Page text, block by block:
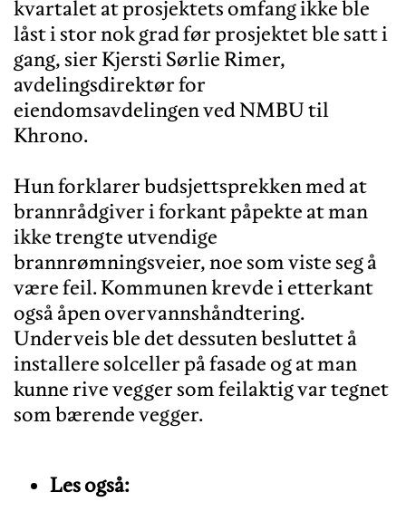
kvartalet at prosjektets omfang ikke ble
låst i stor nok grad før prosjektet ble satt i
gang, sier Kjersti Sørlie Rimer,
avdelingsdirektør for
eiendomsavdelingen ved NMBU til
Khrono.
Hun forklarer budsjettsprekken med at
brannrådgiver i forkant påpekte at man
ikke trengte utvendige
brannrømningsveier, noe som viste seg å
være feil. Kommunen krevde i etterkant
også åpen overvannshåndtering.
Underveis ble det dessuten besluttet å
installere solceller på fasade og at man
kunne rive vegger som feilaktig var tegnet
Les også: